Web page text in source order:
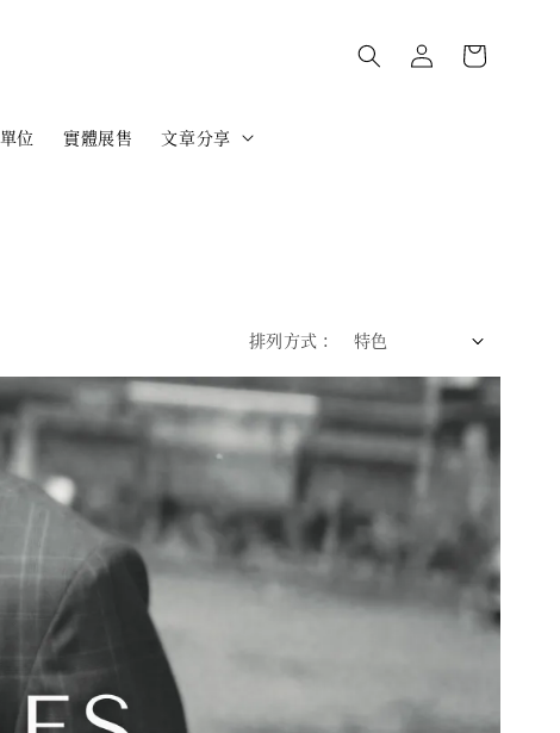
位 實體展售 文章分享
排列方式 :